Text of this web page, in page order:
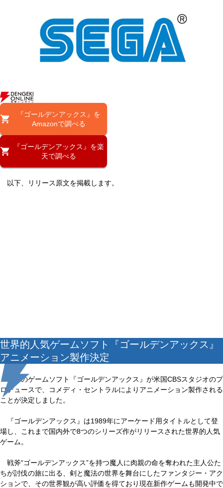
『ゴールデンアックス』を
Amazonで調べる
『ゴールデンアックス』を楽
天で調べる
以下、リリース原文を掲載します。
世界的人気ゲームソフト『ゴールデンアックス』
アニメーション製作決定
セガのゲームソフト『ゴールデンアックス』が米国CBSスタジオのプ
ロデュースで、コメディ・セントラルによりアニメーション製作される
ことが決定しました。
『ゴールデンアックス』は1989年にアーケード用タイトルとして登
場し、これまで国内外で8つのシリーズ作がリリースされた世界的人気
ゲーム。
戦斧“ゴールデンアックス”を持つ魔人に肉親の命を奪われた主人公た
ちが討伐の旅に出る、剣と魔法の世界を舞台にしたファンタジー・アク
ションで、その世界観が高い評価を得ており現在新作ゲームも開発中で